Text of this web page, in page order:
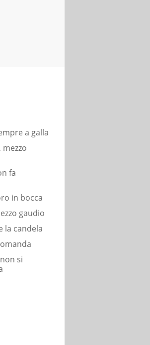
a galla
fa
in bocca
gaudio
la candela
si